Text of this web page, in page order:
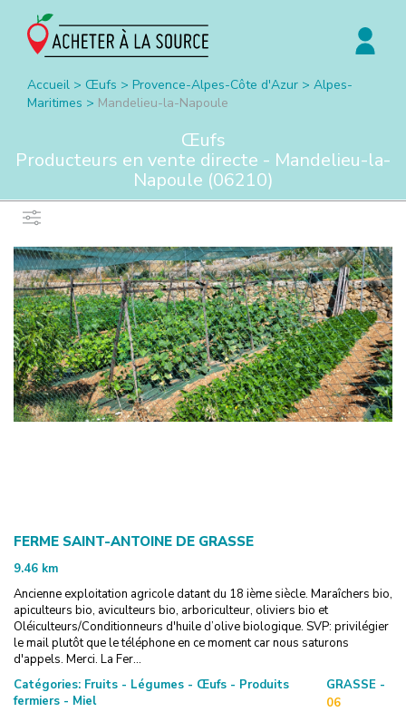
Accueil > Œufs > Provence-Alpes-Côte d'Azur > Alpes-
Maritimes > Mandelieu-la-Napoule
Œufs
Producteurs en vente directe - Mandelieu-la-
Napoule (06210)
FERME SAINT-ANTOINE DE GRASSE
9.46 km
Ancienne exploitation agricole datant du 18 ième siècle. Maraîchers bio,
apiculteurs bio, aviculteurs bio, arboriculteur, oliviers bio et
Oléiculteurs/Conditionneurs d'huile d’olive biologique. SVP: privilégier
le mail plutôt que le téléphone en ce moment car nous saturons
d'appels. Merci. La Fer...
Catégories: Fruits - Légumes - Œufs - Produits
fermiers - Miel
GRASSE -
06